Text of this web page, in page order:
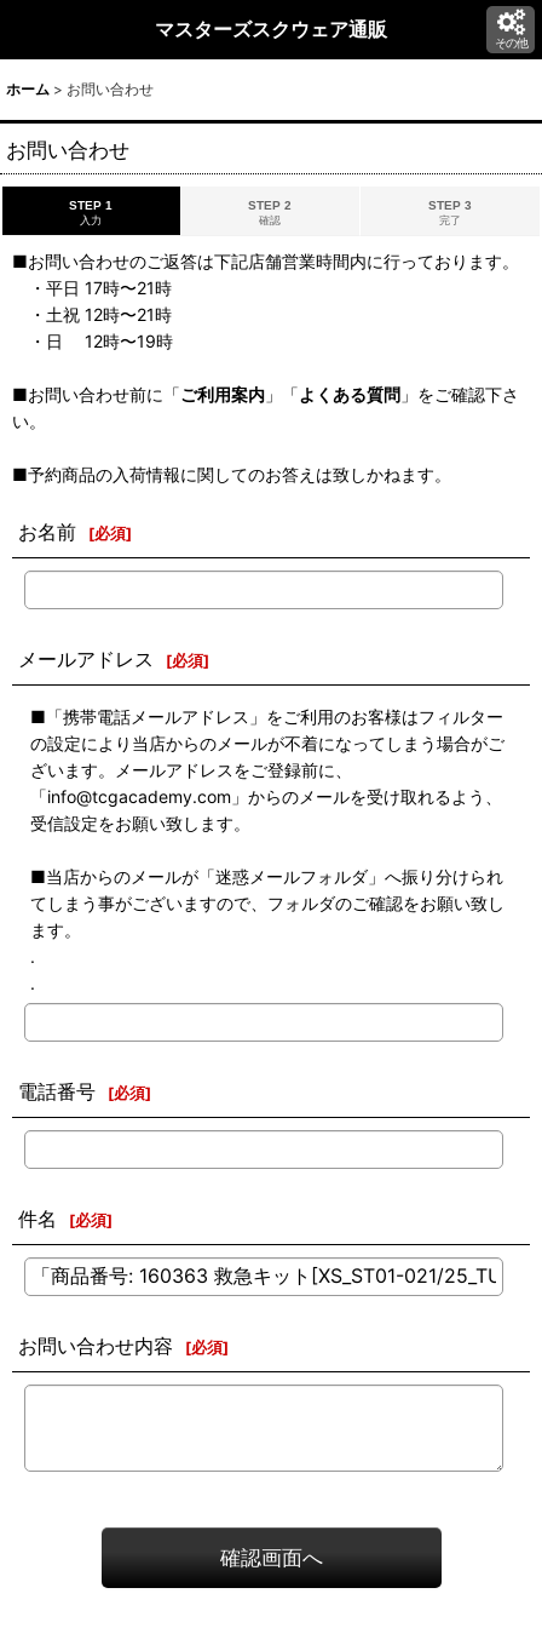
マスターズスクウェア通販
その他
ホーム > お問い合わせ
お問い合わせ
STEP 1
入力
STEP 2
確認
STEP 3
完了
■お問い合わせのご返答は下記店舗営業時間内に行っております。
・平日 17時〜21時
・土祝 12時〜21時
・日 12時〜19時
■お問い合わせ前に「ご利用案内 」「よくある質問 」をご確認下さ
い。
■予約商品の入荷情報に関してのお答えは致しかねます。
お名前 [必須]
メールアドレス [必須]
■「携帯電話メールアドレス」をご利用のお客様はフィルター
の設定により当店からのメールが不着になってしまう場合がご
ざいます。メールアドレスをご登録前に、
「info@tcgacademy.com」からのメールを受け取れるよう、
受信設定をお願い致します。
■当店からのメールが「迷惑メールフォルダ」へ振り分けられ
てしまう事がございますので、フォルダのご確認をお願い致し
ます。
.
.
電話番号 [必須]
件名 [必須]
お問い合わせ内容 [必須]
確認画面へ